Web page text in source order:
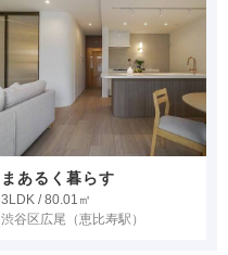
まあるく暮らす
3LDK / 80.01㎡
渋谷区広尾 （恵比寿駅）